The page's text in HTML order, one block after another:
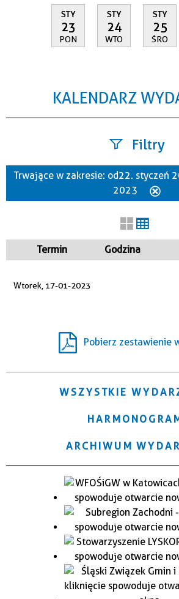
STY
23
PON
STY
24
WTO
STY
25
ŚRO
KALENDARZ
Filtry
Szukana fraza
Trwające w zakresie: od 22. styczeń
2023
Termin Godzina
Wtorek, 17-01-2023
Pobierz zestawienie
WSZYSTKIE
ARCHIWUM